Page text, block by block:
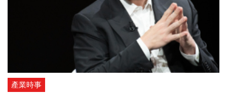
聯手打造，可以透過語音對Gemini下達指令，來操控 App、導航、
翻譯，預計在秋季正式推出，除了支援Android，也適用 iOS系統。
詳細Google年度開發者大會的重點，以下帶讀者一文了解。
產業時事